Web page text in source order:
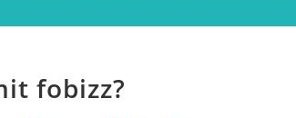
fobizz?